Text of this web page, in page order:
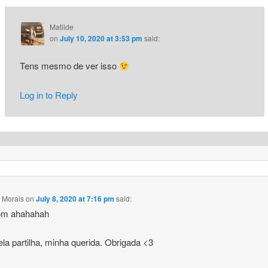
Matilde
onJuly 10, 2020 at 3:53 pm said:
Tens mesmo de ver isso
Log in to Reply
onJuly 8, 2020 at 7:16 pm said:
ahahahah
partilha, minha querida. Obrigada <3